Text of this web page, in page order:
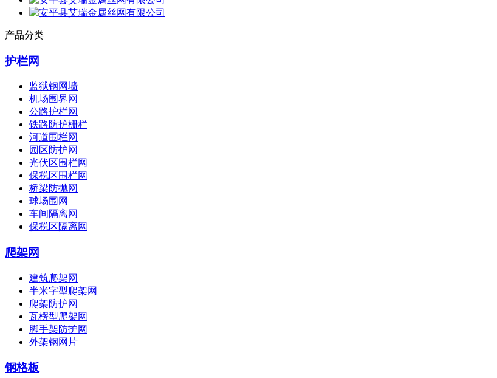
产品分类
护栏网
监狱钢网墙
机场围界网
公路护栏网
铁路防护栅栏
河道围栏网
园区防护网
光伏区围栏网
保税区围栏网
桥梁防抛网
球场围网
车间隔离网
保税区隔离网
爬架网
建筑爬架网
半米字型爬架网
爬架防护网
瓦楞型爬架网
脚手架防护网
外架钢网片
钢格板